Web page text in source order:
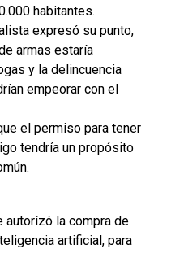
habitantes.
expresó su punto,
armas estaría
y la delincuencia
empeorar con el
el permiso para tener
tendría un propósito
autorízó la compra de
artificial, para